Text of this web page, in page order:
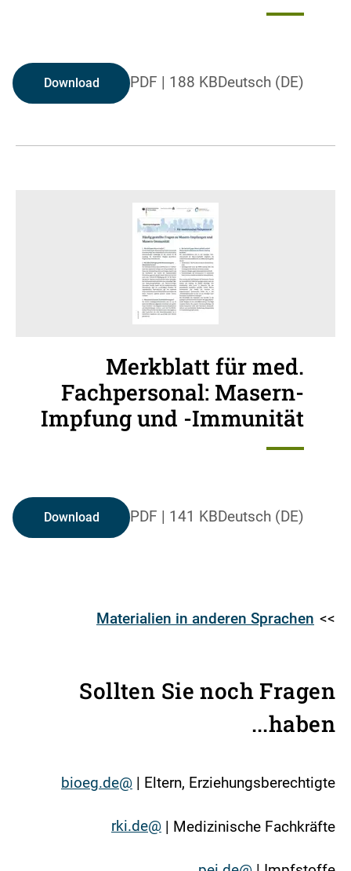
Deutsch (DE)
PDF | 188 KB
Download
Merkblatt für med.
Fachpersonal: Masern-
Impfung und -Immunität
Deutsch (DE)
PDF | 141 KB
Download
>>
Materialien in anderen Sprachen
Sollten Sie noch Fragen
haben...
Eltern, Erziehungsberechtigte |
@bioeg.de
Medizinische Fachkräfte |
@rki.de